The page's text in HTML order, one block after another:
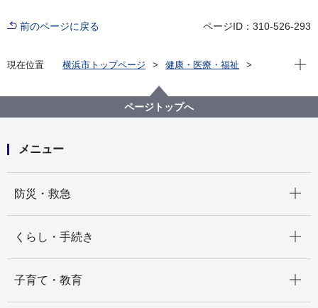
前のページに戻る ページID：310-526-293
現在位置 横浜市トップページ
健康・医療・福祉
障害者差別解消法への対応
精神障害
（障害者差別事例4）精神障害 その他
現在
ページトップへ
メニュー
防災・救急
くらし・手続き
子育て・教育